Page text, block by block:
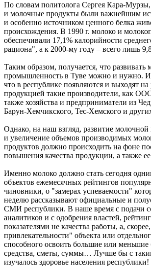
По словам политолога Сергея Кара-
и молочные продукты были важнейшим
и особенно источником ценного белка
происхождения. В 1990 г. молоко и
обеспечивали 17,1% калорийности
рациона", а к 2000-му году – всего лишь
Таким образом, получается, что
промышленность в Туве можно и нужно. И
что в республике появляются и выходят
продукцией такие производители, как
также хозяйства и предприниматели из
Барун-Хемчикского, Тес-Хемского и
Однако, на наш взгляд, развитие
и увеличение объемов производимых
продуктов должно происходить на фоне
повышения качества продукции, а также
Именно молоко должно стать сегодня
объектов ежемесячных рейтингов
чиновники, о "замерах успеваемости"
неделю рассказывают официальные и
СМИ республики. В наше время с подачи
аналитиков и с одобрения властей,
показателями не качества работы, а,
привлекательности" объекта или
способного освоить большие или
средства, сметы, суммы… Лучше бы с
изучалось здоровье населения республики!